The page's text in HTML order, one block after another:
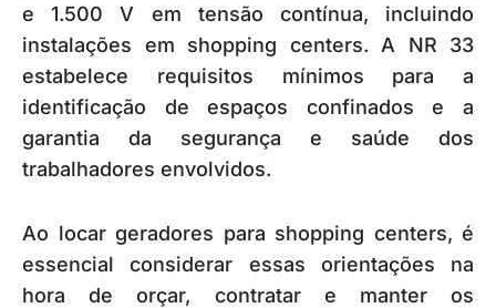
e 1.500 V em tensão contínua, incluindo
instalações em shopping centers. A NR 33
estabelece requisitos mínimos para a
identificação de espaços confinados e a
garantia da segurança e saúde dos
trabalhadores envolvidos.
Ao locar geradores para shopping centers, é
essencial considerar essas orientações na
hora de orçar, contratar e manter os